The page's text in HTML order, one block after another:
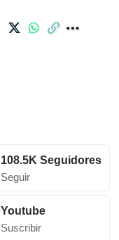
108.5K Seguidores
Seguir
Youtube
Suscribir